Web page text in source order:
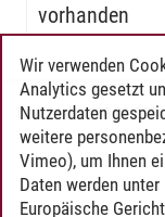
vorhanden
Timo Leder/30.06.2024
Wir verwenden
Analytics gesetzt
Nutzerdaten
weitere
Vimeo), um Ihnen
Daten werden
Europäische